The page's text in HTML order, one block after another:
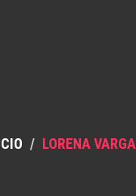
LORENA